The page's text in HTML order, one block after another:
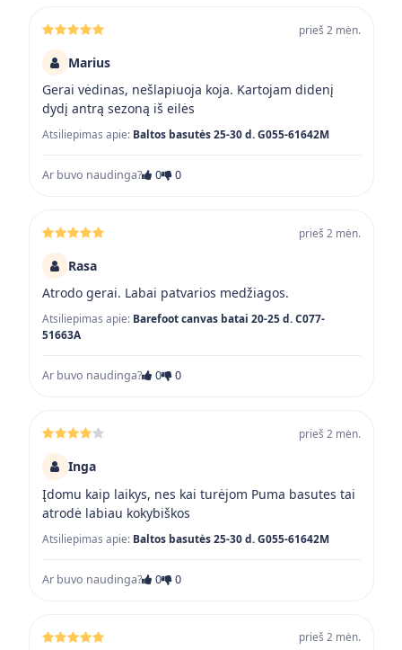
prieš 2 mėn.
Marius
Gerai vėdinas, nešlapiuoja koja. Kartojam didenį
dydį antrą sezoną iš eilės
Atsiliepimas apie: Baltos basutės 25-30 d. G055-61642M
Ar buvo naudinga? 0 0
prieš 2 mėn.
Rasa
Atrodo gerai. Labai patvarios medžiagos.
Atsiliepimas apie: Barefoot canvas batai 20-25 d. C077-
51663A
Ar buvo naudinga? 0 0
prieš 2 mėn.
Inga
Įdomu kaip laikys, nes kai turėjom Puma basutes tai
atrodė labiau kokybiškos
Atsiliepimas apie: Baltos basutės 25-30 d. G055-61642M
Ar buvo naudinga? 0 0
prieš 2 mėn.